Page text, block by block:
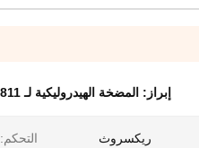
إبراز: المضخة الهيدروليكية لـ AZPG-11-038 RDC7KB-SO0811
ريكسروث التحكم: